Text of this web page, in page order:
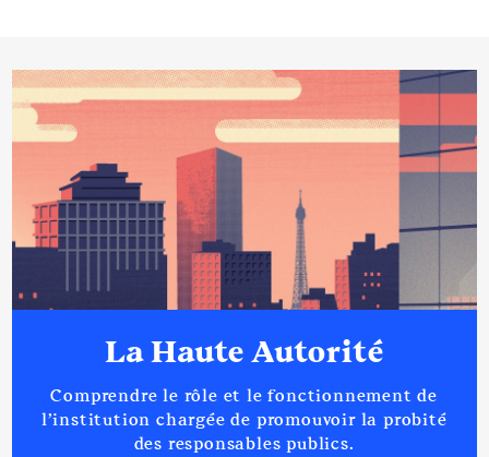
La Haute Autorité
Comprendre le rôle et le fonctionnement de
l’institution chargée de promouvoir la probité
des responsables publics.